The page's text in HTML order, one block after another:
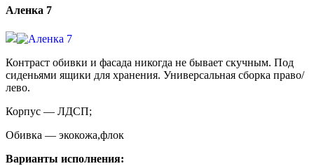
Аленка 7
Контраст обивки и фасада никогда не бывает скучным. Под
сиденьями ящики для хранения. Универсальная сборка право/
лево.
Корпус — ЛДСП;
Обивка — экокожа,флок
Варианты исполнения: